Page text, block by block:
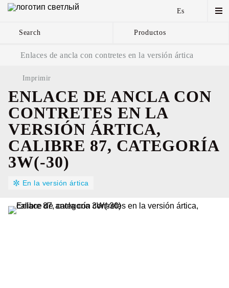
Es
Search Productos
Enlaces de ancla con contretes en la versión ártica
Imprimir
ENLACE DE ANCLA CON
CONTRETES EN LA
VERSIÓN ÁRTICA,
CALIBRE 87, CATEGORÍA
3W(-30)
En la versión ártica